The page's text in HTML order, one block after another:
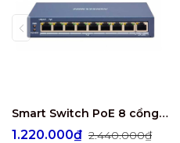
Smart Switch PoE 8 cổng HIKVISION DS-3E1309P-EI
1.220.000₫ 2.440.000₫